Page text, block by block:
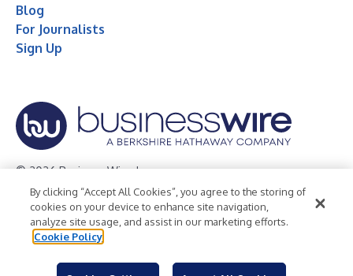
Blog
For Journalists
Sign Up
© 2026 Business Wire, Inc.
Privacy Policy Cookie Policy
Accessibility Statement
Terms of Use
Legal
By clicking “Accept All Cookies”, you agree to the storing of
cookies on your device to enhance site navigation,
analyze site usage, and assist in our marketing efforts.
Cookie Policy